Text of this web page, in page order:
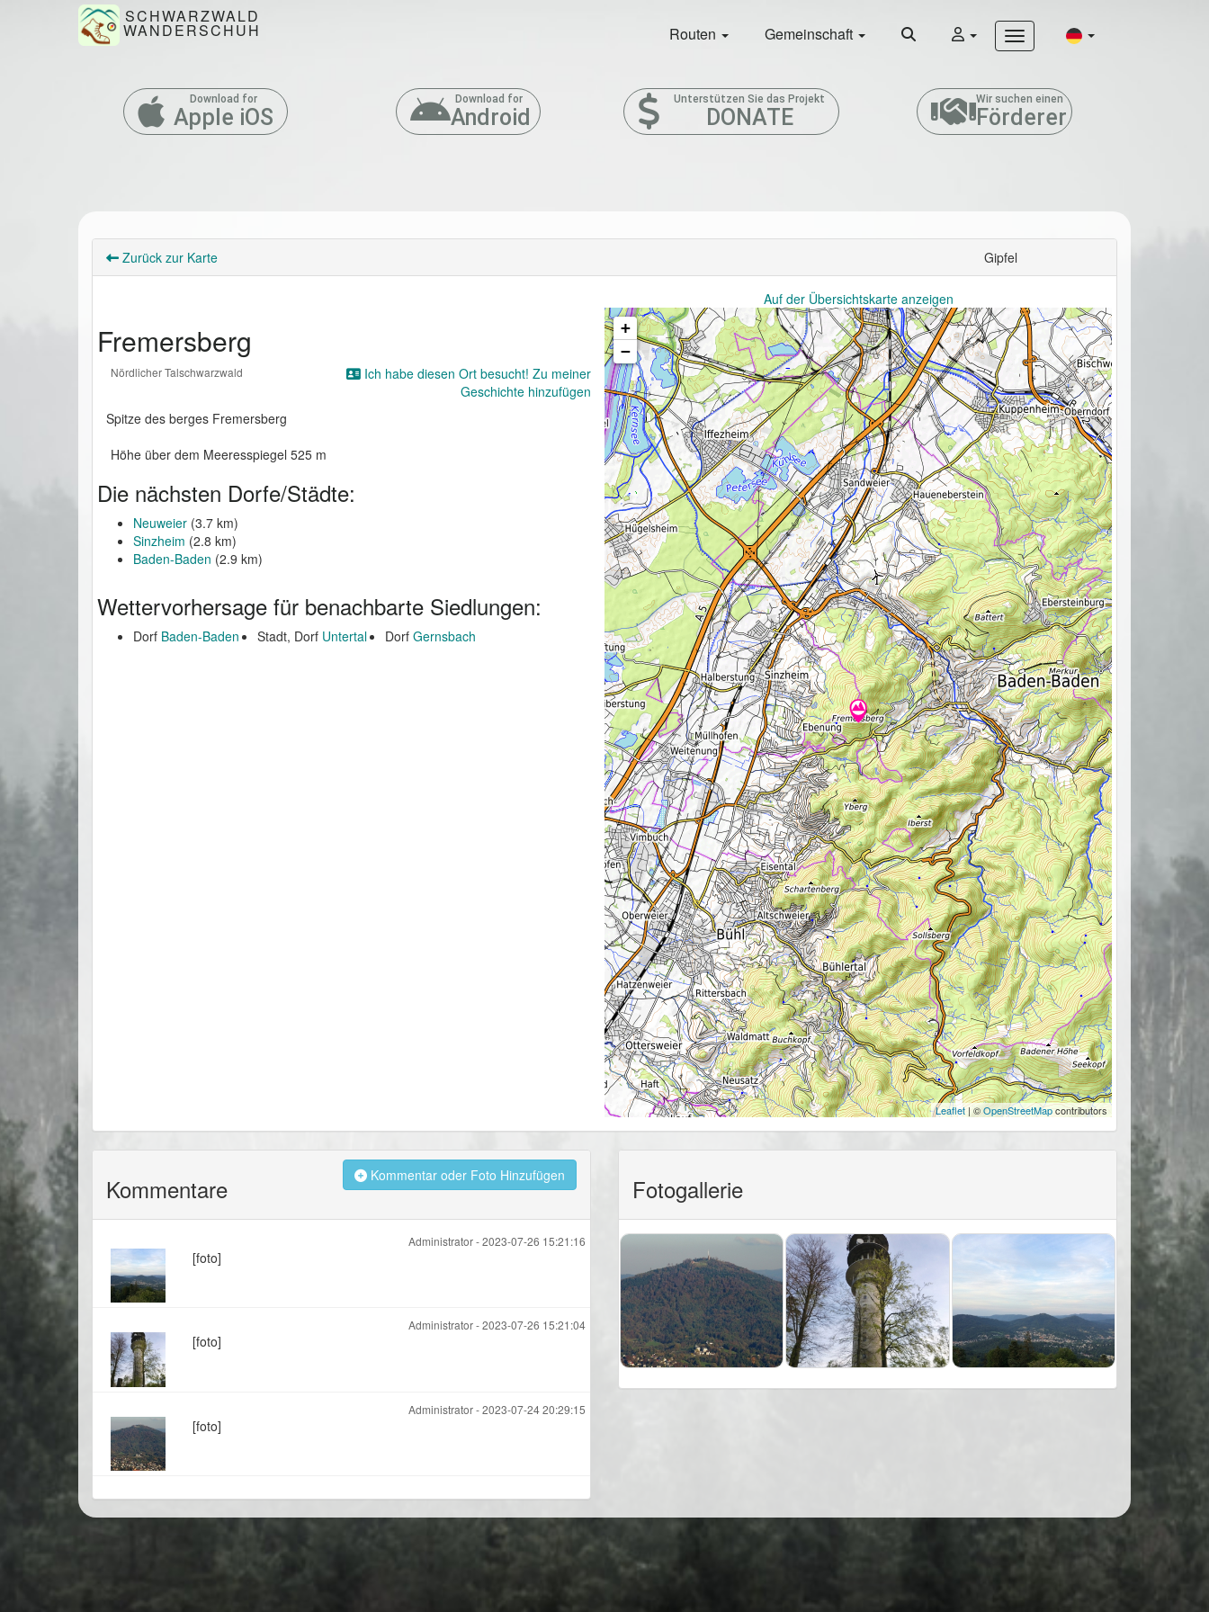
SCHWARZWALD
WANDERSCHUH Routen Gemeinschaft
Download for
Apple iOS
Download for
Android
Unterstützen Sie das Projekt
DONATE
Wir suchen einen
Förderer
Zurück zur Karte Gipfel
Auf der Übersichtskarte anzeigen
Fremersberg
Nördlicher Talschwarzwald
Ich habe diesen Ort besucht! Zu meiner
Geschichte hinzufügen
Spitze des berges Fremersberg
Höhe über dem Meeresspiegel 525 m
Die nächsten Dorfe/Städte:
Neuweier (3.7 km)
Sinzheim (2.8 km)
Baden-Baden (2.9 km)
Wettervorhersage für benachbarte Siedlungen:
Dorf Baden-Baden Stadt, Dorf Untertal Dorf Gernsbach
+
−
Leaflet| ©OpenStreetMapcontributors
Kommentare Kommentar oder Foto Hinzufügen
Administrator -2023-07-26 15:21:16
[foto]
Administrator -2023-07-26 15:21:04
[foto]
Administrator -2023-07-24 20:29:15
[foto]
Fotogallerie